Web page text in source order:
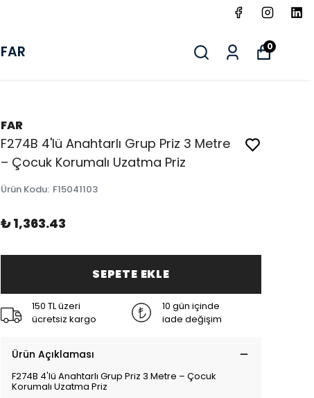
FAR 0
FAR
F274B 4'lü Anahtarlı Grup Priz 3 Metre
– Çocuk Korumalı Uzatma Priz
Ürün Kodu: F15041103
₺ 1,363.43
SEPETE EKLE
150 TL üzeri
ücretsiz kargo
10 gün içinde
iade değişim
Ürün Açıklaması
F274B 4'lü Anahtarlı Grup Priz 3 Metre – Çocuk
Korumalı Uzatma Priz